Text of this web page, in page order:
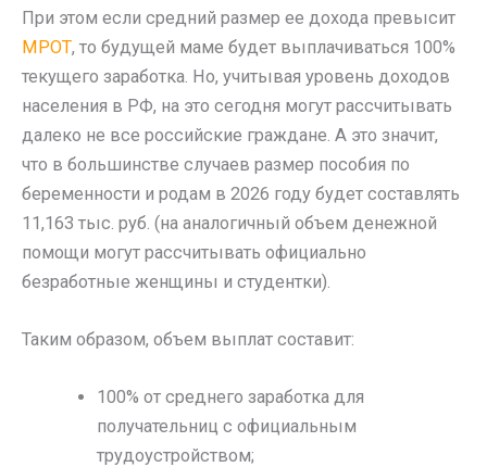
При этом если средний размер ее дохода превысит
МРОТ, то будущей маме будет выплачиваться 100%
текущего заработка. Но, учитывая уровень доходов
населения в РФ, на это сегодня могут рассчитывать
далеко не все российские граждане. А это значит,
что в большинстве случаев размер пособия по
беременности и родам в 2026 году будет составлять
11,163 тыс. руб. (на аналогичный объем денежной
помощи могут рассчитывать официально
безработные женщины и студентки).
Таким образом, объем выплат составит:
100% от среднего заработка для
получательниц с официальным
трудоустройством;